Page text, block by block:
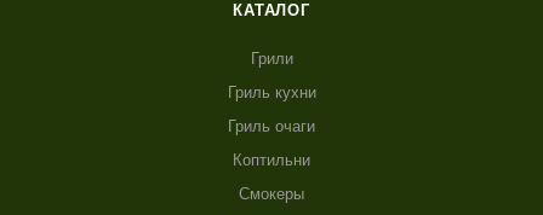
КАТАЛОГ
Грили
Гриль кухни
Гриль очаги
Коптильни
Смокеры